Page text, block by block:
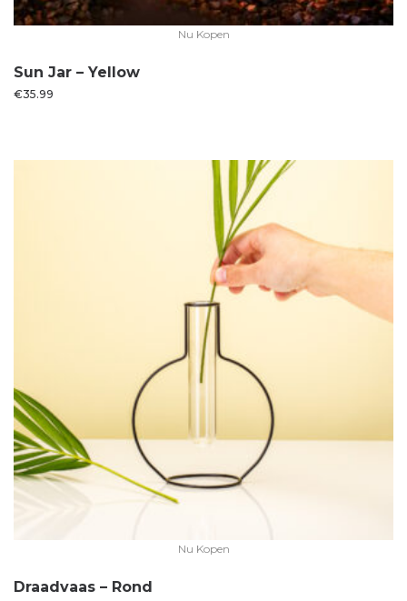
Nu Kopen
Sun Jar – Yellow
€35.99
Nu Kopen
Draadvaas – Rond